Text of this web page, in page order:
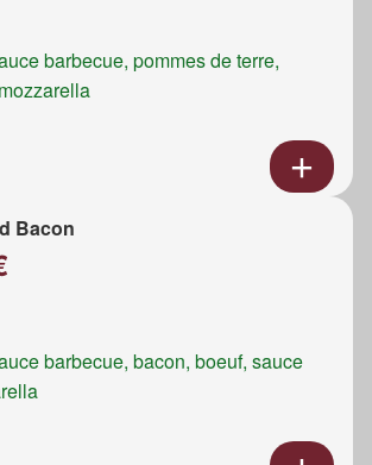
barbecue, pommes de terre,
Bacon
barbecue, bacon, boeuf, sauce